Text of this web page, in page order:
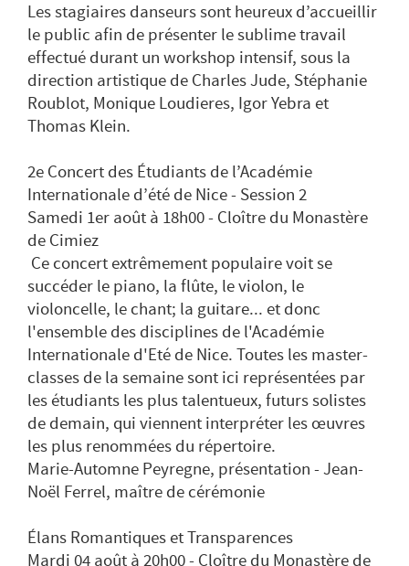
Les stagiaires danseurs sont heureux d’accueillir
le public afin de présenter le sublime travail
effectué durant un workshop intensif, sous la
direction artistique de Charles Jude, Stéphanie
Roublot, Monique Loudieres, Igor Yebra et
Thomas Klein.
2e Concert des Étudiants de l’Académie
Internationale d’été de Nice - Session 2
Samedi 1er août à 18h00 - Cloître du Monastère
de Cimiez
Ce concert extrêmement populaire voit se
succéder le piano, la flûte, le violon, le
violoncelle, le chant; la guitare... et donc
l'ensemble des disciplines de l'Académie
Internationale d'Eté de Nice. Toutes les master-
classes de la semaine sont ici représentées par
les étudiants les plus talentueux, futurs solistes
de demain, qui viennent interpréter les œuvres
les plus renommées du répertoire.
Marie-Automne Peyregne, présentation - Jean-
Noël Ferrel, maître de cérémonie
Élans Romantiques et Transparences
Mardi 04 août à 20h00 - Cloître du Monastère de